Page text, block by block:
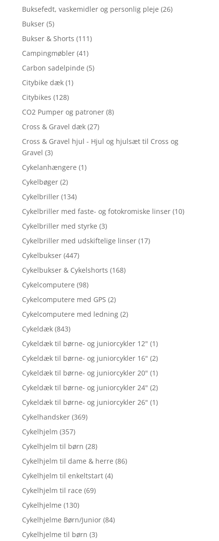
Buksefedt, vaskemidler og personlig pleje (26)
Bukser (5)
Bukser & Shorts (111)
Campingmøbler (41)
Carbon sadelpinde (5)
Citybike dæk (1)
Citybikes (128)
CO2 Pumper og patroner (8)
Cross & Gravel dæk (27)
Cross & Gravel hjul - Hjul og hjulsæt til Cross og
Gravel (3)
Cykelanhængere (1)
Cykelbøger (2)
Cykelbriller (134)
Cykelbriller med faste- og fotokromiske linser (10)
Cykelbriller med styrke (3)
Cykelbriller med udskiftelige linser (17)
Cykelbukser (447)
Cykelbukser & Cykelshorts (168)
Cykelcomputere (98)
Cykelcomputere med GPS (2)
Cykelcomputere med ledning (2)
Cykeldæk (843)
Cykeldæk til børne- og juniorcykler 12" (1)
Cykeldæk til børne- og juniorcykler 16" (2)
Cykeldæk til børne- og juniorcykler 20" (1)
Cykeldæk til børne- og juniorcykler 24" (2)
Cykeldæk til børne- og juniorcykler 26" (1)
Cykelhandsker (369)
Cykelhjelm (357)
Cykelhjelm til børn (28)
Cykelhjelm til dame & herre (86)
Cykelhjelm til enkeltstart (4)
Cykelhjelm til race (69)
Cykelhjelme (130)
Cykelhjelme Børn/Junior (84)
Cykelhjelme til børn (3)